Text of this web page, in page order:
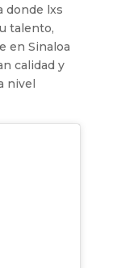
donde lxs
talento,
en Sinaloa
calidad y
nivel